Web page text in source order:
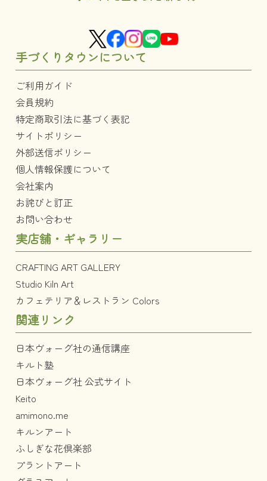
手づくりタウンについて
ご利用ガイド
会員規約
特定商取引法に基づく表記
サイトポリシー
外部送信ポリシー
個人情報保護について
会社案内
お詫びと訂正
お問い合わせ
実店舗・ギャラリー
CRAFTING ART GALLERY
Studio Kiln Art
カフェテリア＆レストラン Colors
関連リンク
日本ヴォーグ社の通信講座
キルト塾
日本ヴォーグ社 公式サイト
Keito
amimono.me
キルンアート
ふしぎな花倶楽部
プラントアート